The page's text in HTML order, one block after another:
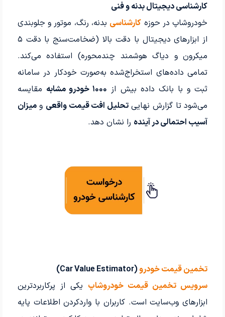
کارشناسی دیجیتال بدنه و فنی
خودروشاپ در حوزه کارشناسی بدنه، رنگ، موتور و جلوبندی
از ابزارهای دیجیتال با دقت بالا (ضخامت‌سنج با دقت ۵
میکرون و دیاگ هوشمند چندمحوره) استفاده می‌کند.
تمامی داده‌های استخراج‌شده به‌صورت خودکار در سامانه
ثبت و با بانک داده بیش از ۱۰۰۰ خودرو مشابه
مقایسه
می‌شود تا گزارش نهاییتحلیل افت قیمت واقعی ومیزان
آسیب احتمالی در آینده را نشان دهد.
تخمین قیمت خودرو(Car Value Estimator)
سرویس تخمین قیمت خودروشاپ یکی از پرکاربردترین
ابزارهای وب‌سایت است. کاربران با واردکردن اطلاعات پایه